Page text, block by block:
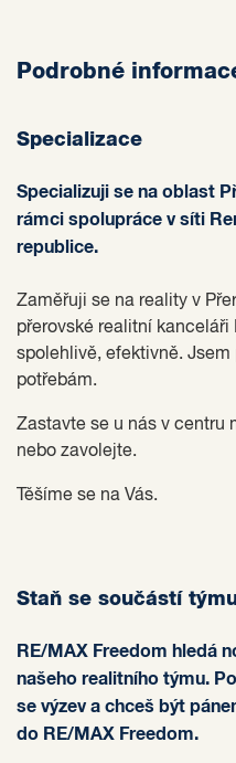
Podrobné
Specializace
Specializuji se na oblast
rámci spolupráce v síti
republice.
Zaměřuji se na reality v
přerovské realitní kanceláři
spolehlivě, efektivně.
potřebám.
Zastavte se u nás v centru
nebo zavolejte.
Těšíme se na Vás.
Staň se součástí
RE/MAX Freedom hledá
našeho realitního týmu.
se výzev a chceš být
do RE/MAX Freedom.